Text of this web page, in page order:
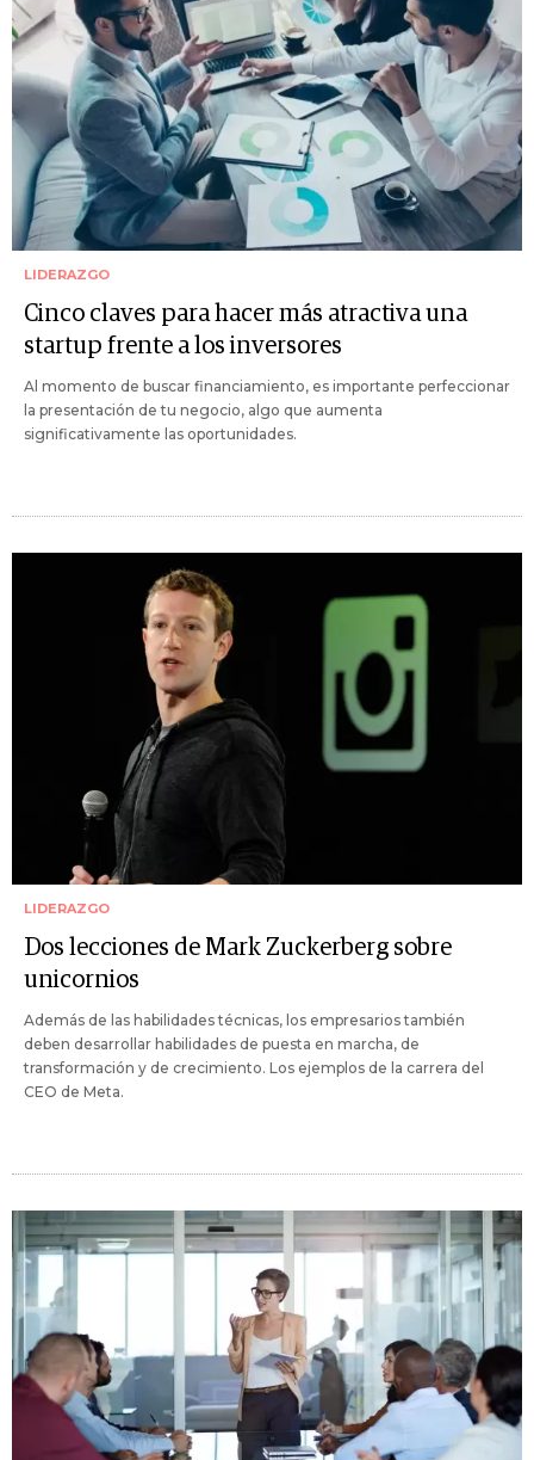
LIDERAZGO
Cinco claves para hacer más atractiva una
startup frente a los inversores
Al momento de buscar financiamiento, es importante perfeccionar
la presentación de tu negocio, algo que aumenta
significativamente las oportunidades.
LIDERAZGO
Dos lecciones de Mark Zuckerberg sobre
unicornios
Además de las habilidades técnicas, los empresarios también
deben desarrollar habilidades de puesta en marcha, de
transformación y de crecimiento. Los ejemplos de la carrera del
CEO de Meta.